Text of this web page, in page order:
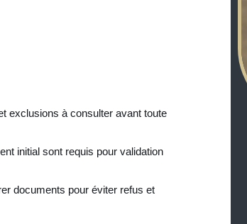
exclusions à consulter avant toute
initial sont requis pour validation
documents pour éviter refus et